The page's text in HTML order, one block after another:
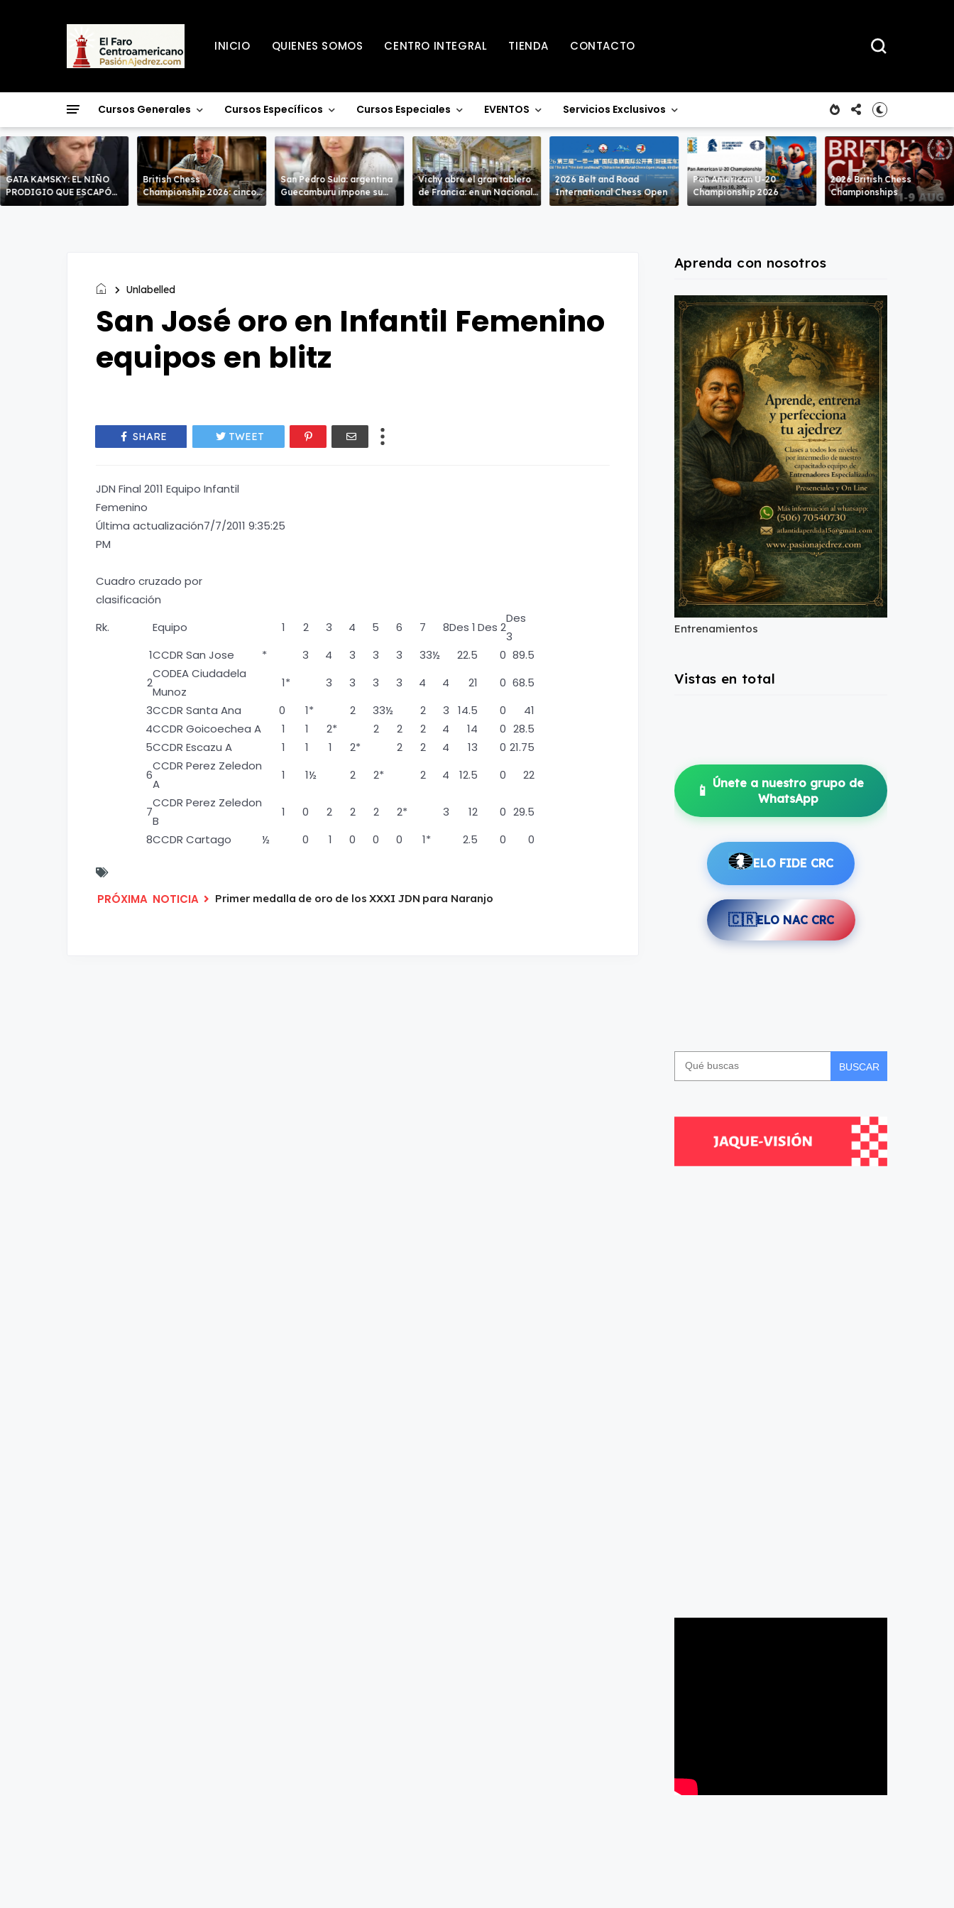
INICIO QUIENES SOMOS CENTRO INTEGRAL TIENDA CONTACTO
Cursos Generales Cursos Específicos Cursos Especiales EVENTOS Servicios Exclusivos
GATA KAMSKY: EL NIÑO
PRODIGIO QUE ESCAPÓ
DOS VECES!
British Chess
Championship 2026: cinco
líderes entran en la recta
San Pedro Sula: argentina
Guecamburu impone su
poderío.
Vichy abre el gran tablero
de Francia: en un Nacional
de alto nivel
2026 Belt and Road
International Chess Open
Pan American U-20
Championship 2026
2026 British Chess
Championships
Unlabelled
San José oro en Infantil Femenino
equipos en blitz
SHARE TWEET
JDN Final 2011 Equipo Infantil
Femenino
Última actualización7/7/2011 9:35:25
PM
Cuadro cruzado por
clasificación
Rk.
Equipo 1 2 3 4 5 6 7 8Des 1 Des 2
Des
3
1CCDR San Jose * 3 4 3 3 3 33½ 22.5 0 89.5
2
CODEA Ciudadela
Munoz
1* 3 3 3 3 4 4 21 0 68.5
3CCDR Santa Ana 0 1* 2 33½ 2 3 14.5 0
41
4CCDR Goicoechea A 1 1 2* 2 2 2 4 14 0 28.5
5CCDR Escazu A 1 1 1 2* 2 2 4 13 0 21.75
6
CCDR Perez Zeledon
A
1 1½ 2 2* 2 4 12.5 0 22
7
CCDR Perez Zeledon
B
1 0 2 2 2 2* 3 12 0 29.5
8CCDR Cartago ½ 0 1 0 0 0 1* 2.5 0 0
Primer medalla de oro de los XXXI JDN para Naranjo
Aprenda con nosotros
Entrenamientos
Vistas en total
📱 Únete a nuestro grupo de
WhatsApp
ELO FIDE CRC
🇨🇷ELO NAC CRC
BUSCAR